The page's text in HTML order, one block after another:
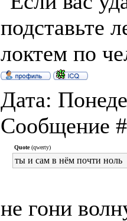
подставьте
локтем по
Дата:
Сообщение
Quote(qwerty)
ты и сам в нём почти ноль
не гони